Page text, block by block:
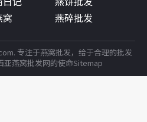
窝
燕碎批发
专注于燕窝批发，给于合理的批发
亚燕窝批发网的使命Sitemap